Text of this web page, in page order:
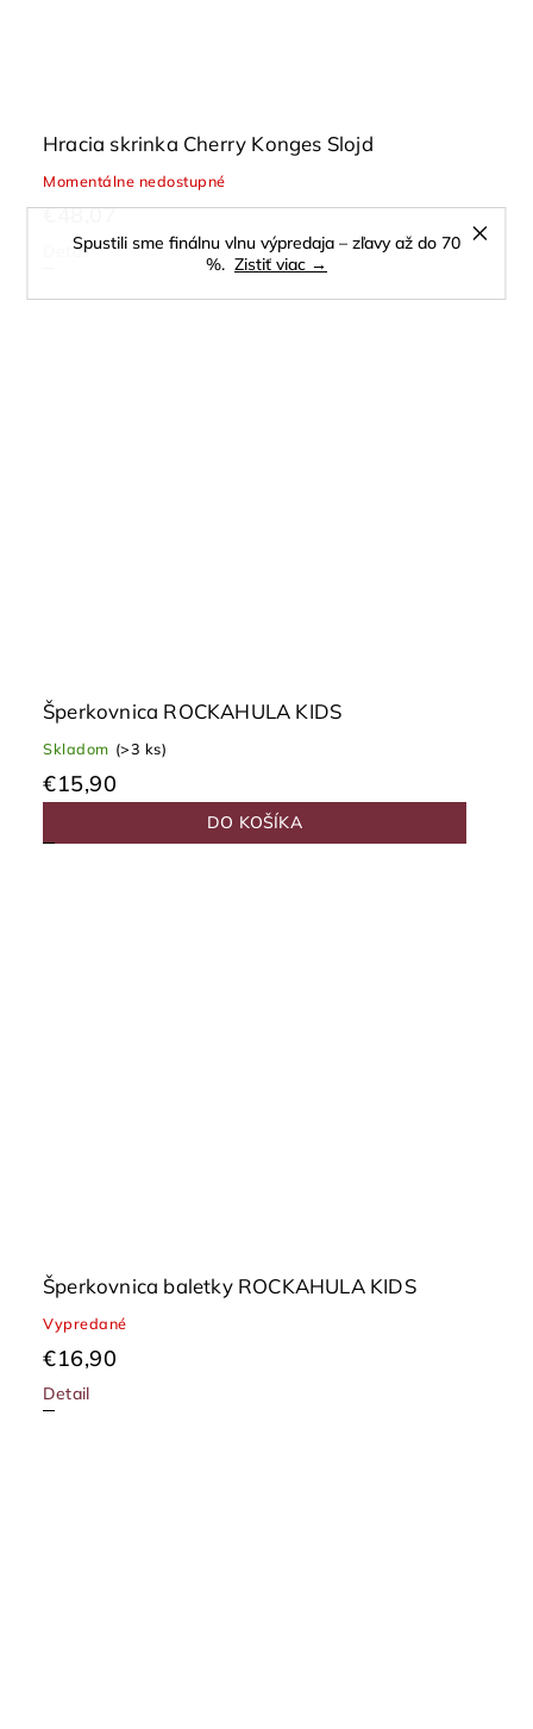
Spustili sme finálnu vlnu výpredaja – zľavy až do 70
%. Zistiť viac →
Hracia skrinka Cherry Konges Slojd
Momentálne nedostupné
€48,07
Detail
Šperkovnica ROCKAHULA KIDS
Skladom (>3 ks)
€15,90
DO KOŠÍKA
Šperkovnica baletky ROCKAHULA KIDS
Vypredané
€16,90
Detail